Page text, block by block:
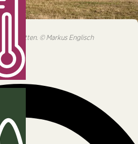
Bernhard Kohler will die
retten. © Markus Englisch
retten. © Markus Englisch